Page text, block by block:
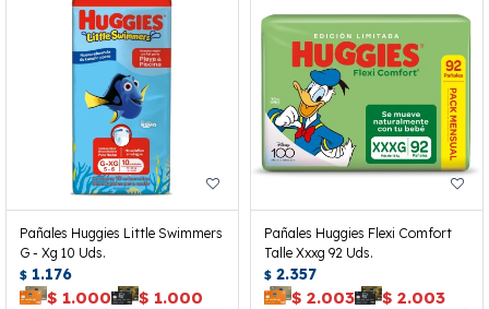
Pañales Huggies Little Swimmers
G - Xg 10 Uds.
$ 1.176
$ 1.000 $ 1.000
Pañales Huggies Flexi Comfort
Talle Xxxg 92 Uds.
$ 2.357
$ 2.003 $ 2.003